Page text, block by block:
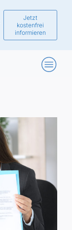
Jetzt
kostenfrei
informieren